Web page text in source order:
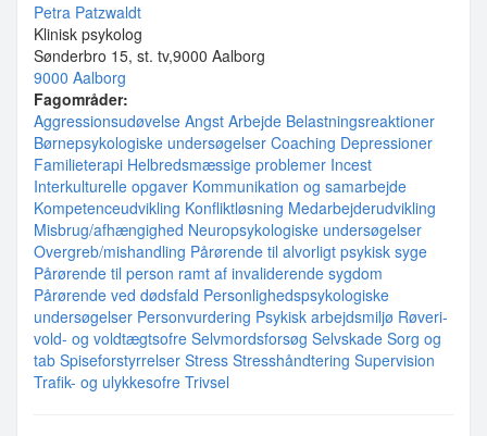
Petra Patzwaldt
Klinisk psykolog
Sønderbro 15, st. tv,9000 Aalborg
9000 Aalborg
Fagområder:
Aggressionsudøvelse Angst Arbejde Belastningsreaktioner
Børnepsykologiske undersøgelser Coaching Depressioner
Familieterapi Helbredsmæssige problemer Incest
Interkulturelle opgaver Kommunikation og samarbejde
Kompetenceudvikling Konfliktløsning Medarbejderudvikling
Misbrug/afhængighed Neuropsykologiske undersøgelser
Overgreb/mishandling Pårørende til alvorligt psykisk syge
Pårørende til person ramt af invaliderende sygdom
Pårørende ved dødsfald Personlighedspsykologiske
undersøgelser Personvurdering Psykisk arbejdsmiljø Røveri-
vold- og voldtægtsofre Selvmordsforsøg Selvskade Sorg og
tab Spiseforstyrrelser Stress Stresshåndtering Supervision
Trafik- og ulykkesofre Trivsel